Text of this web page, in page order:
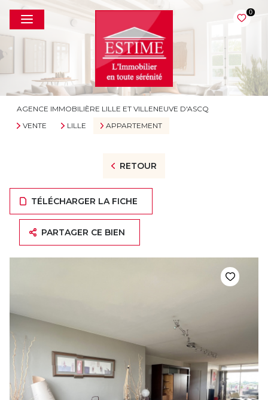
0
AGENCE IMMOBILIÈRE LILLE ET VILLENEUVE D'ASCQ
VENTE
LILLE APPARTEMENT
RETOUR
TÉLÉCHARGER LA FICHE
PARTAGER CE BIEN